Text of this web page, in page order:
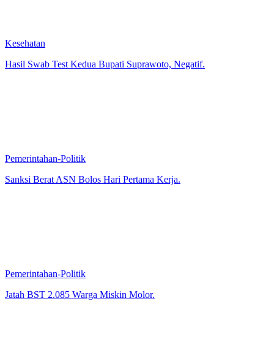
Kesehatan
Hasil Swab Test Kedua Bupati Suprawoto, Negatif.
Pemerintahan-Politik
Sanksi Berat ASN Bolos Hari Pertama Kerja.
Pemerintahan-Politik
Jatah BST 2.085 Warga Miskin Molor.